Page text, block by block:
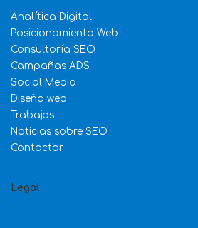
Analítica Digital
Posicionamiento Web
Consultoría SEO
Campañas ADS
Social Media
Diseño web
Trabajos
Noticias sobre SEO
Contactar
Legal